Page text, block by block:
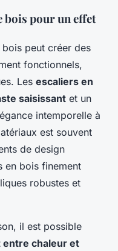
bois pour un effet
peut créer des
fonctionnels,
Les escaliers en
saisissant et un
intemporelle à
est souvent
de design
en bois finement
robustes et
il est possible
entre chaleur et